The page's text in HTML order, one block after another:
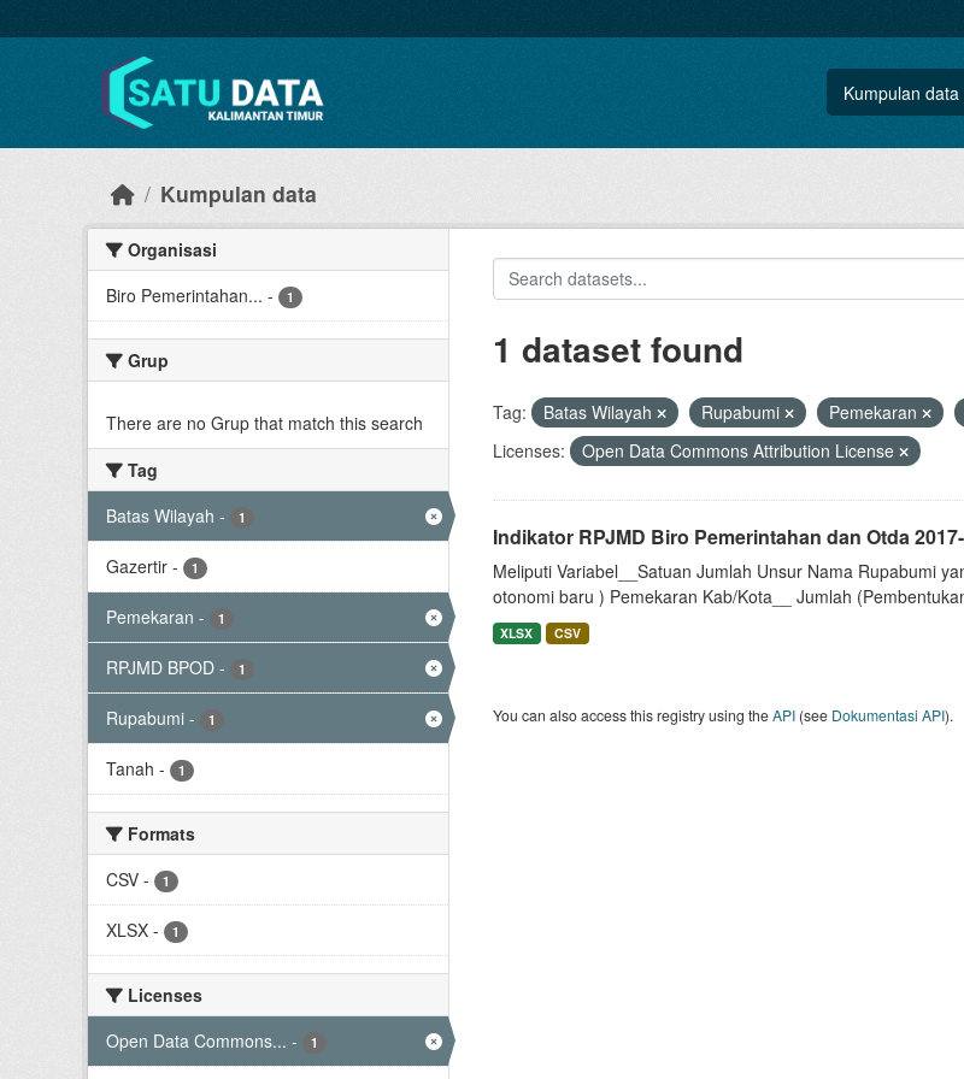
Kumpulan data
Kumpulan data
Organisasi
Biro Pemerintahan... - 1
Grup
There are no Grup that match this search
Tag
Batas Wilayah - 1
Gazertir - 1
Pemekaran - 1
RPJMD BPOD - 1
Rupabumi - 1
Tanah - 1
Formats
CSV - 1
XLSX - 1
Licenses
Open Data Commons... - 1
1 dataset found
Tag: Batas Wilayah Rupabumi Pemekaran
Licenses:
Open Data Commons Attribution License
Indikator RPJMD Biro Pemerintahan dan Otda
Meliputi Variabel__Satuan Jumlah Unsur Nama Rupabumi
otonomi baru ) Pemekaran Kab/Kota__ Jumlah
XLSX CSV
You can also access this registry using theAPI(see Dokumentasi API).